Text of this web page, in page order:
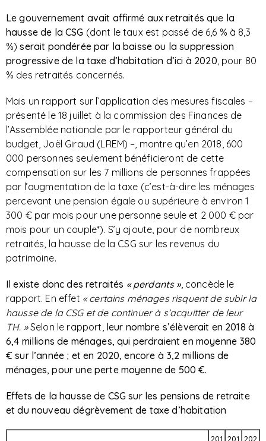
Le gouvernement avait affirmé aux retraités que la
hausse de la CSG (dont le taux est passé de 6,6 % à 8,3
%)serait pondérée par la baisse ou la suppression
progressive de la taxe d’habitation d’ici à 2020, pour 80
% des retraités concernés.
Mais un rapport sur l’application des mesures fiscales –
présenté le 18 juillet à la commission des Finances de
l’Assemblée nationale par le rapporteur général du
budget, Joël Giraud (LREM) –, montre qu’en 2018, 600
000 personnes seulement bénéficieront de cette
compensation sur les 7 millions de personnes frappées
par l’augmentation de la taxe (c’est-à-dire les ménages
percevant une pension égale ou supérieure à environ 1
300 € par mois pour une personne seule et 2 000 € par
mois pour un couple*). S’y ajoute, pour de nombreux
retraités, la hausse de la CSG sur les revenus du
patrimoine.
Il existe donc des retraités « perdants », concède le
rapport. En effet «certains ménages risquent de subir la
hausse de la CSG et de continuer à s’acquitter de leur
TH. »Selon le rapport, leur nombre s’élèverait en 2018 à
6,4 millions de ménages, qui perdraient en moyenne 380
€ sur l’année ; et en 2020, encore à 3,2 millions de
ménages, pour une perte moyenne de 500 €.
Effets de la hausse de CSG sur les pensions de retraite
et du nouveau dégrèvement de taxe d’habitation
201 201 202